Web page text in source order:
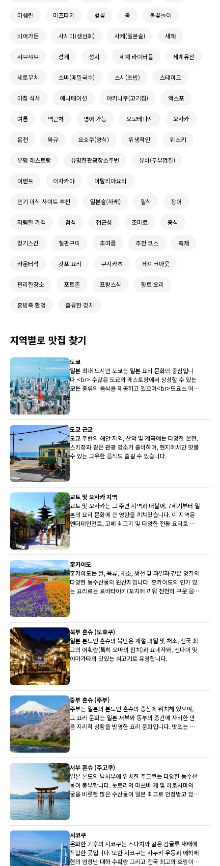
미쉐린 미즈타키 벚꽃 봄 불꽃놀이
비어가든 사시미(생선회) 사케(일본술) 새해
샤브샤브 성게 성지 세계 라이터들 세계유산
세토우치 소바(메밀국수) 스시(초밥) 스테이크
아침 식사 애니메이션 야키니쿠(고기집) 엑스포
여름 역근처 영어 가능 오모테나시 오사카
온천 와규 요쇼쿠(양식) 위생적인 위스키
유명 레스토랑 유명한관광장소주변 유바(두부껍질)
이벤트 이자카야 이탈리아요리
인기 미식 사이트 추천 일본술(사케) 일식 장어
저렴한 가격 점심 접근성 조미료 중식
징기스칸 철판구이 초여름 추천 코스 축제
카운터석 캇포 요리 쿠시카츠 테이크아웃
편리한장소 포토존 프랑스식 향토 요리
혼밥족 환영 훌륭한 경치
지역별로 맛집 찾기
도쿄
일본 최대 도시인 도쿄는 일본 요리 문화의 중심입니
다.<br> 수많은 도쿄의 레스토랑에서 상상할 수 있는
모든 종류의 음식을 제공하고 있으며<br>도요스 어시
도쿄 근교
도쿄 주변의 해안 지역, 산악 및 계곡에는 다양한 온천,
스키장과 같은 관광 명소가 즐비하며, 현지에서만 맛볼
수 있는 고유한 음식도 즐길 수 있습니다.
교토 및 오사카 지역
교토 및 오사카는 그 주변 지역과 더불어, 7세기부터 일
본의 요리 문화에 큰 영향을 끼쳐왔습니다. 이 지역은
엔터테인먼트, 고베 쇠고기 및 다양한 전통 요리로 유
홋카이도
홋카이도는 쌀, 육류, 채소, 생선 및 과일과 같은 양질의
다양한 농수산물의 원산지입니다. 홋카이도의 인기 있
는 요리로는 로바타야키(꼬치에 끼워 천천히 구운 음
북부 혼슈 (도호쿠)
일본 본도인 혼슈의 북단은 계절 과일 및 채소, 전국 최
고의 어획량(특히 오마의 참치)과 요네자와, 센다이 및
야마가타의 맛있는 쇠고기로 유명합니다.
중부 혼슈 (주부)
주부는 일본의 본도인 혼슈의 중심에 위치해 있으며,
그 요리 문화는 일본 서부와 동부의 중간에 자리한 만
큼 지리적 상황을 반영한 요리 문화입니다. 맛있는 히
서부 혼슈 (주고쿠)
일본 본도의 남서부에 위치한 주고쿠는 다양한 농수산
물이 풍부합니다. 돗토리의 마쓰바 게 및 히로시마의
굴을 비롯한 많은 수산물이 일본 최고로 인정받고 있습
시코쿠
온화한 기후의 시코쿠는 스다치와 같은 감귤류 재배에
적합한 곳입니다. 또한 시코쿠는 사누키 우동과 에히메
현의 엄청난 대하 수확량 그리고 전국 최고의 호랑이